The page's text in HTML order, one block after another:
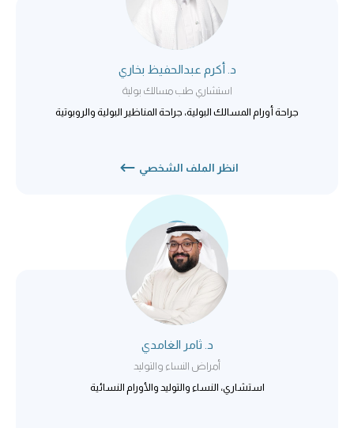
د. أكرم عبدالحفيظ بخاري
استشاري طب مسالك بولية
جراحة أورام المسالك البولية، جراحة المناظير البولية والروبوتية
انظر الملف الشخصي
د. ثامر الغامدي
أمراض النساء والتوليد
استشاري، النساء والتوليد والأورام النسائية